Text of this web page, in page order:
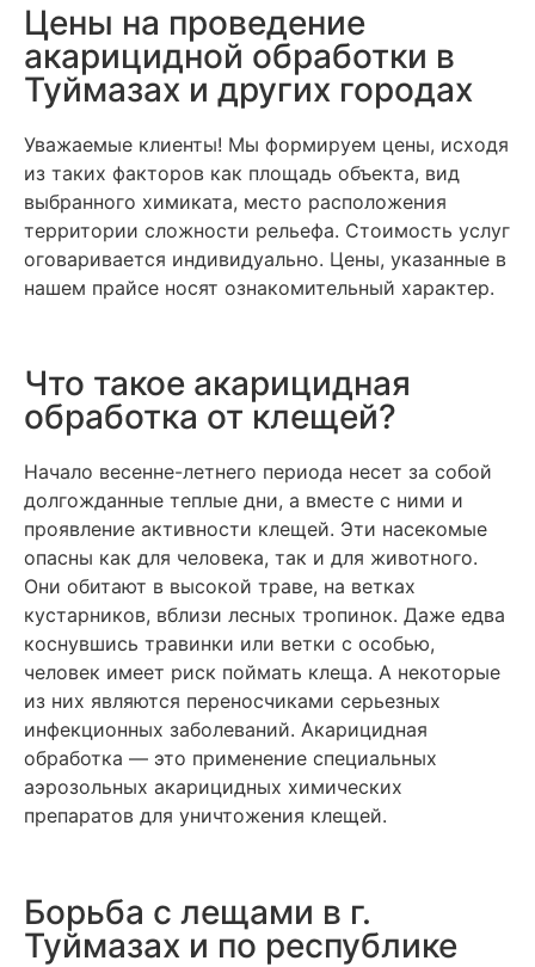
Цены на проведение
акарицидной обработки в
Туймазах и других городах
Уважаемые клиенты! Мы формируем цены, исходя
из таких факторов как площадь объекта, вид
выбранного химиката, место расположения
территории сложности рельефа. Стоимость услуг
оговаривается индивидуально. Цены, указанные в
нашем прайсе носят ознакомительный характер.
Что такое акарицидная
обработка от клещей?
Начало весенне-летнего периода несет за собой
долгожданные теплые дни, а вместе с ними и
проявление активности клещей. Эти насекомые
опасны как для человека, так и для животного.
Они обитают в высокой траве, на ветках
кустарников, вблизи лесных тропинок. Даже едва
коснувшись травинки или ветки с особью,
человек имеет риск поймать клеща. А некоторые
из них являются переносчиками серьезных
инфекционных заболеваний. Акарицидная
обработка — это применение специальных
аэрозольных акарицидных химических
препаратов для уничтожения клещей.
Борьба с лещами в г.
Туймазах и по республике